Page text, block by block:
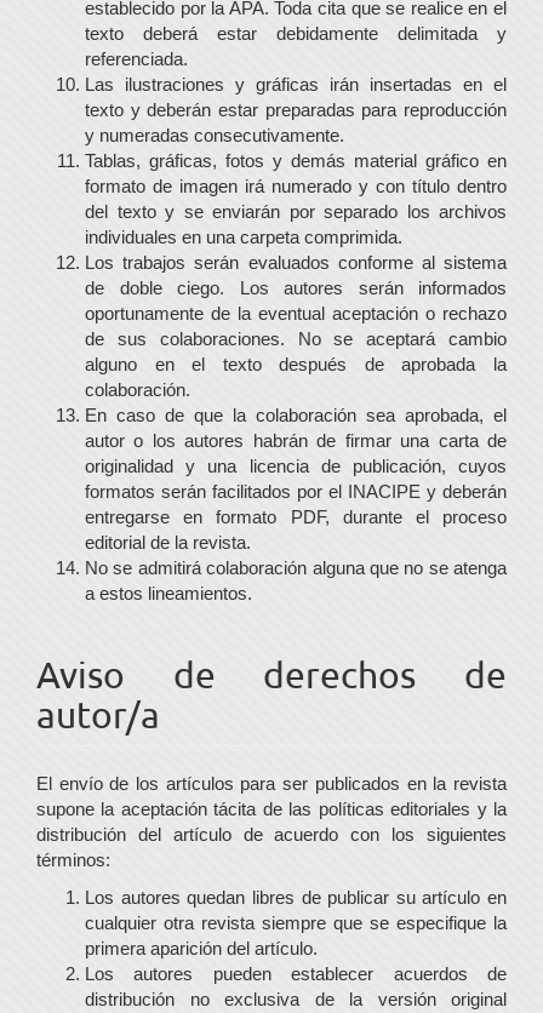
establecido por la APA. Toda cita que se realice en el
texto deberá estar debidamente delimitada y
referenciada.
Las ilustraciones y gráficas irán insertadas en el
texto y deberán estar preparadas para reproducción
y numeradas consecutivamente.
Tablas, gráficas, fotos y demás material gráfico en
formato de imagen irá numerado y con título dentro
del texto y se enviarán por separado los archivos
individuales en una carpeta comprimida.
Los trabajos serán evaluados conforme al sistema
de doble ciego. Los autores serán informados
oportunamente de la eventual aceptación o rechazo
de sus colaboraciones. No se aceptará cambio
alguno en el texto después de aprobada la
colaboración.
En caso de que la colaboración sea aprobada, el
autor o los autores habrán de firmar una carta de
originalidad y una licencia de publicación, cuyos
formatos serán facilitados por el INACIPE y deberán
entregarse en formato PDF, durante el proceso
editorial de la revista.
No se admitirá colaboración alguna que no se atenga
a estos lineamientos.
Aviso de derechos de
autor/a
El envío de los artículos para ser publicados en la revista
supone la aceptación tácita de las políticas editoriales y la
distribución del artículo de acuerdo con los siguientes
términos:
Los autores quedan libres de publicar su artículo en
cualquier otra revista siempre que se especifique la
primera aparición del artículo.
Los autores pueden establecer acuerdos de
distribución no exclusiva de la versión original